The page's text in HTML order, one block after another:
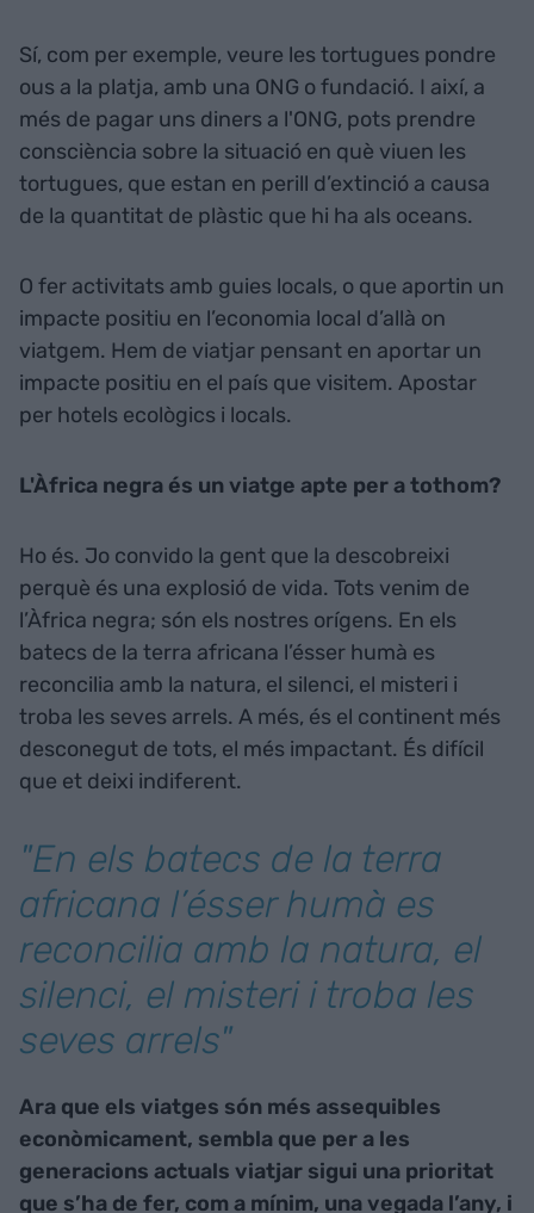
Sí, com per exemple, veure les tortugues pondre
ous a la platja, amb una ONG o fundació. I així, a
més de pagar uns diners a l'ONG, pots prendre
consciència sobre la situació en què viuen les
tortugues, que estan en perill d’extinció a causa
de la quantitat de plàstic que hi ha als oceans.
O fer activitats amb guies locals, o que aportin un
impacte positiu en l’economia local d’allà on
viatgem. Hem de viatjar pensant en aportar un
impacte positiu en el país que visitem. Apostar
per hotels ecològics i locals.
L'Àfrica negra és un viatge apte per a tothom?
Ho és. Jo convido la gent que la descobreixi
perquè és una explosió de vida. Tots venim de
l’Àfrica negra; són els nostres orígens. En els
batecs de la terra africana l’ésser humà es
reconcilia amb la natura, el silenci, el misteri i
troba les seves arrels. A més, és el continent més
desconegut de tots, el més impactant. És difícil
que et deixi indiferent.
"En els batecs de la terra
africana l’ésser humà es
reconcilia amb la natura, el
silenci, el misteri i troba les
seves arrels"
Ara que els viatges són més assequibles
econòmicament, sembla que per a les
generacions actuals viatjar sigui una prioritat
que s’ha de fer, com a mínim, una vegada l’any, i